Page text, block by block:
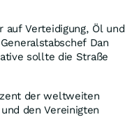
Verteidigung, Öl und
Dan
sollte die Straße
der weltweiten
den Vereinigten